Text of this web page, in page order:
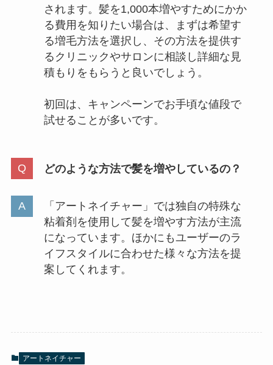
されます。髪を1,000本増やすためにかか
る費用を知りたい場合は、まずは希望す
る増毛方法を選択し、その方法を提供す
るクリニックやサロンに相談し詳細な見
積もりをもらうと良いでしょう。
初回は、キャンペーンでお手頃な値段で
試せることが多いです。
どのような⽅法で髪を増やしているの？
「アートネイチャー」では独自の特殊な
粘着剤を使用して髪を増やす方法が主流
になっています。ほかにもユーザーのラ
イフスタイルに合わせた様々な方法を提
案してくれます。
アートネイチャー